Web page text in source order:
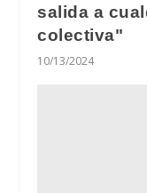
salida a
colectiva"
10/13/2024